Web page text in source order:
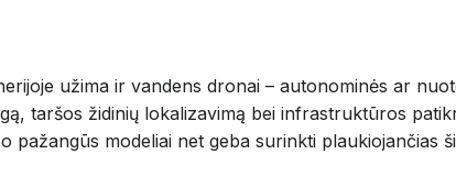
užima ir vandens dronai – autonominės ar
taršos židinių lokalizavimą bei infrastruktūros
pažangūs modeliai net geba surinkti plaukiojančias